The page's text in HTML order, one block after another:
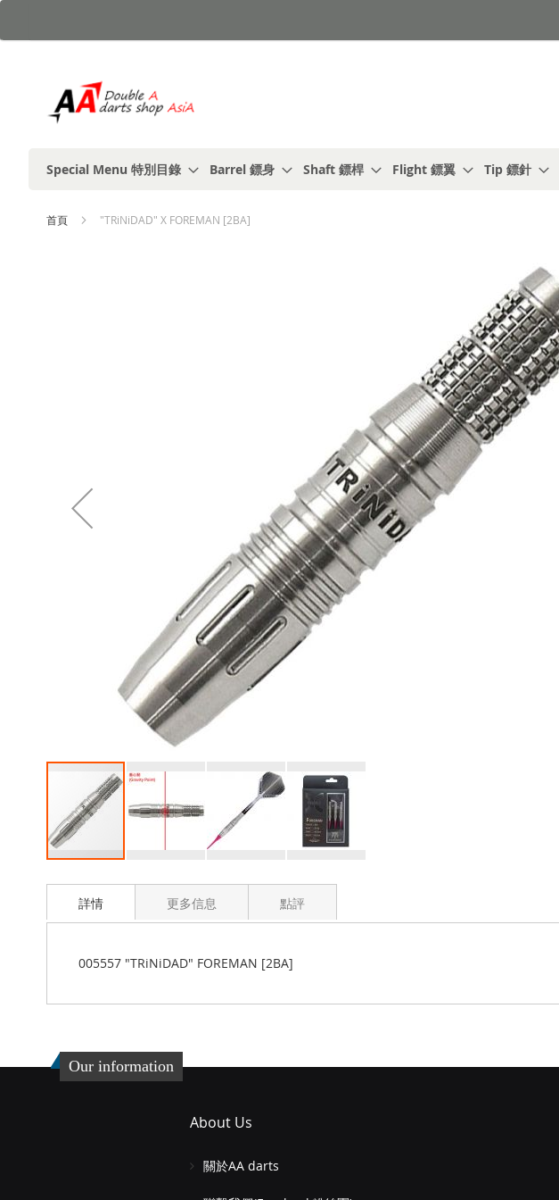
到
Special Menu 特別目錄
Barrel 鏢身 Shaft 鏢桿 Flight 鏢翼 Tip 鏢針
首頁 "TRiNiDAD" X FOREMAN [2BA]
to
beginning
詳情
005557 "TRiNiDAD" FOREMAN [2BA]
更多信息 點評
Our information
About Us
關於AA darts